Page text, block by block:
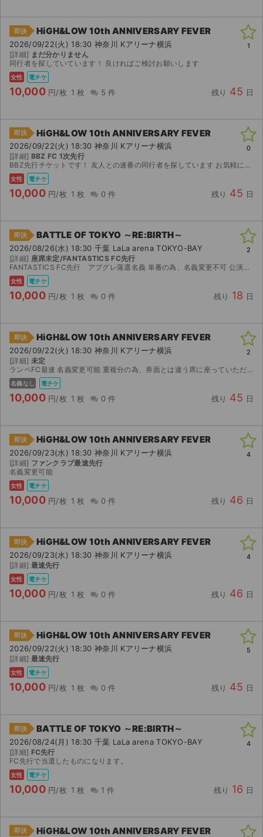
即決 HiGH&LOW 10th ANNIVERSARY FEVER
2026/09/22(火) 18:30 神奈川 Kアリーナ横浜
[詳細] まだ分かりません
同行者を探していています！ 良ければご検討お願いします
女性 電チケ
10,000 円/枚 1 枚 5 件 残り 45 日
1
即決 HiGH&LOW 10th ANNIVERSARY FEVER
2026/09/22(火) 18:30 神奈川 Kアリーナ横浜
[詳細] BBZ FC 1次先行
BBZ先行チケットです！ 友人との連番の同行者を探しています お気軽にお声掛けください
女性 電チケ
10,000 円/枚 1 枚 0 件 残り 45 日
0
即決 BATTLE OF TOKYO ～RE:BIRTH～
2026/08/26(水) 18:30 千葉 LaLa arena TOKYO-BAY
[詳細] 座席未定/FANTASTICS FC先行
FANTASTICS FC先行 アプグレ落選名義 単番の為、名義変更不可 公演中止の場合のみ返金対応可。
女性 電チケ
10,000 円/枚 1 枚 0 件 残り 18 日
2
即決 HiGH&LOW 10th ANNIVERSARY FEVER
2026/09/22(火) 18:30 神奈川 Kアリーナ横浜
[詳細] 未定
ランペFC最速 名義変更可能 重複分の為、券面とは違う席に座っていただく場合があります 同時入場可能 座席確認後分配します 公演が中止となった場合のみ返金
名義なし 電チケ
10,000 円/枚 1 枚 0 件 残り 45 日
2
即決 HiGH&LOW 10th ANNIVERSARY FEVER
2026/09/23(水) 18:30 神奈川 Kアリーナ横浜
[詳細] ファンクラブ最速先行
名義変更可能
女性 電チケ
10,000 円/枚 1 枚 0 件 残り 46 日
4
即決 HiGH&LOW 10th ANNIVERSARY FEVER
2026/09/23(水) 18:30 神奈川 Kアリーナ横浜
[詳細] 最速先行
女性 電チケ
10,000 円/枚 1 枚 0 件 残り 46 日
4
即決 HiGH&LOW 10th ANNIVERSARY FEVER
2026/09/22(火) 18:30 神奈川 Kアリーナ横浜
[詳細] 最速先行
女性 電チケ
10,000 円/枚 1 枚 0 件 残り 45 日
5
即決 BATTLE OF TOKYO ～RE:BIRTH～
2026/08/24(月) 18:30 千葉 LaLa arena TOKYO-BAY
[詳細] FC先行
FC先行で当選したものになります。
女性 電チケ
10,000 円/枚 1 枚 1 件 残り 16 日
4
即決 HiGH&LOW 10th ANNIVERSARY FEVER